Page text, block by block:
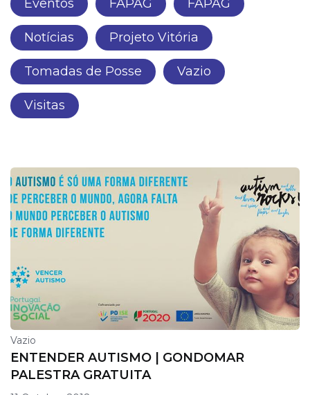
Eventos FAPAG FAPAG
Notícias Projeto Vitória
Tomadas de Posse Vazio
Visitas
Vazio
ENTENDER AUTISMO | GONDOMAR
PALESTRA GRATUITA